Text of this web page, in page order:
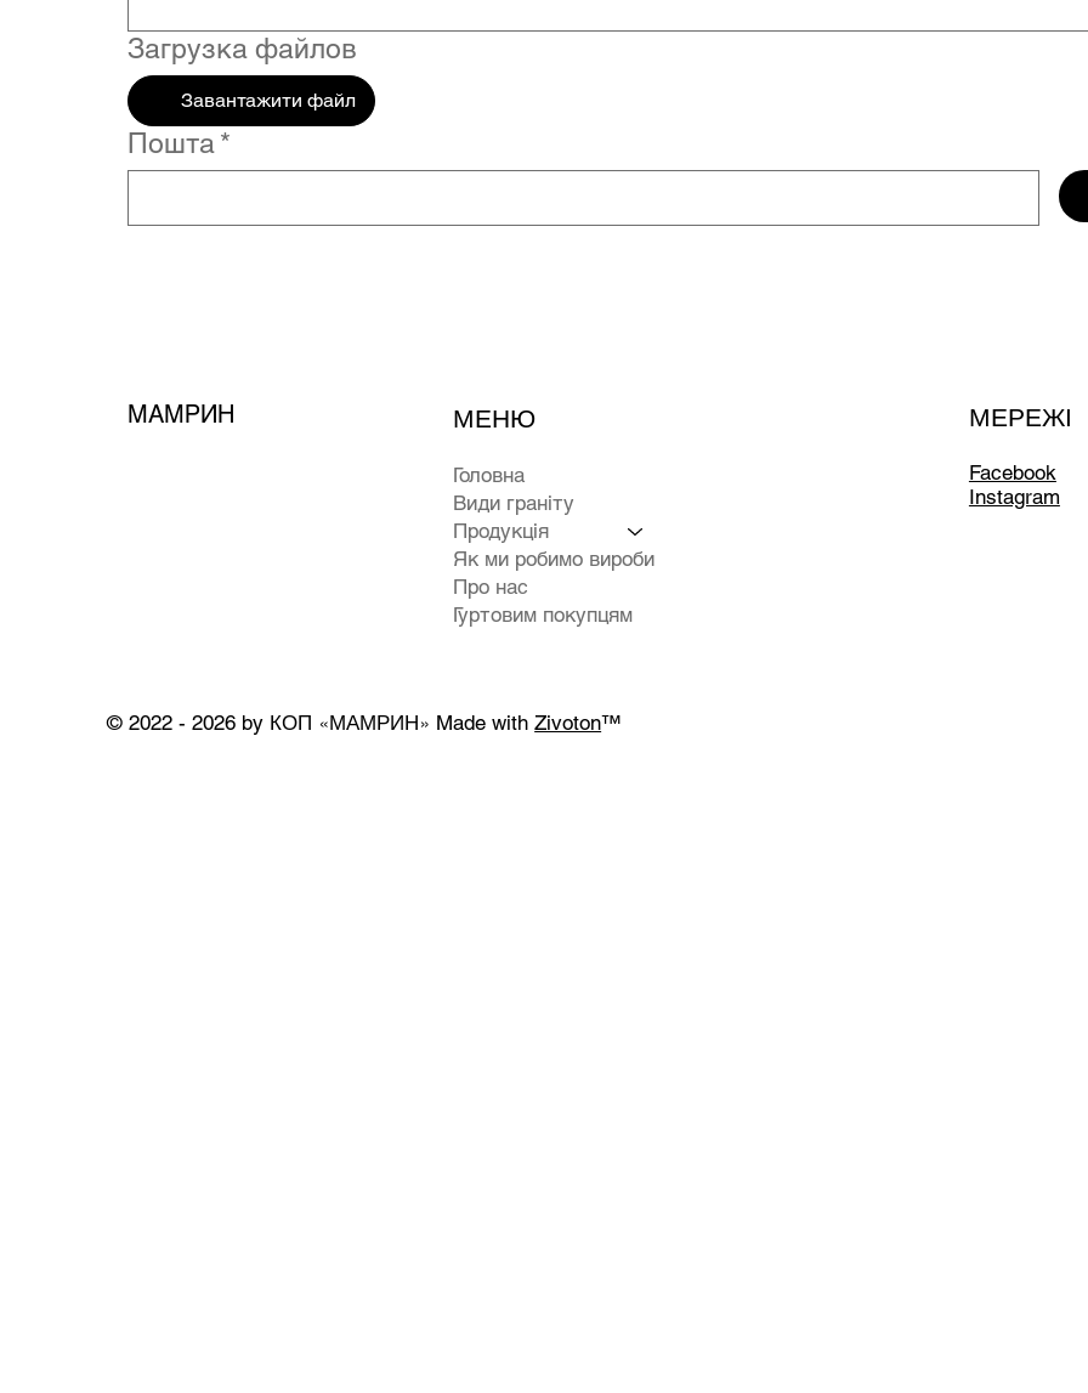
Загрузка файлов
Завантажити файл
Пошта *
МАМРИН
Головна
Види граніту
Продукція
Як ми робимо вироби
Про нас
Гуртовим покупцям
МЕНЮ МЕРЕЖІ
Facebook
Instagram
© 2022 - 2026 by КОП «МАМРИН» Made withZivoton™